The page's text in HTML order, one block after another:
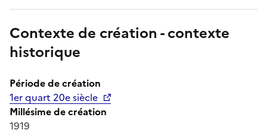
Contexte de création - contexte
historique
Période de création
1er quart 20e siècle
Millésime de création
1919